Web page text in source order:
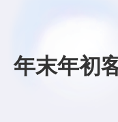
STAKING
年末年初